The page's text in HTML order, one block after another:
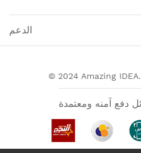
الدعم
© 2024 Amazing